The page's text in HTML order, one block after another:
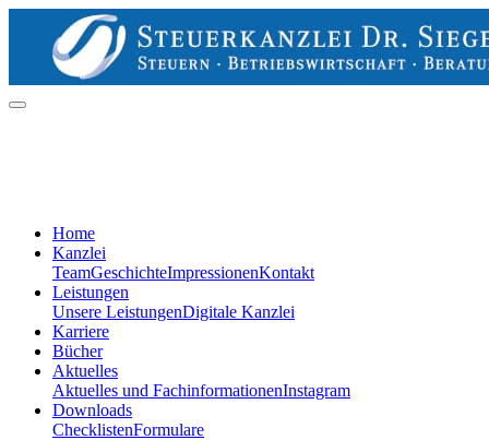
Home
Kanzlei
TeamGeschichteImpressionenKontakt
Leistungen
Unsere LeistungenDigitale Kanzlei
Karriere
Bücher
Aktuelles
Aktuelles und FachinformationenInstagram
Downloads
ChecklistenFormulare